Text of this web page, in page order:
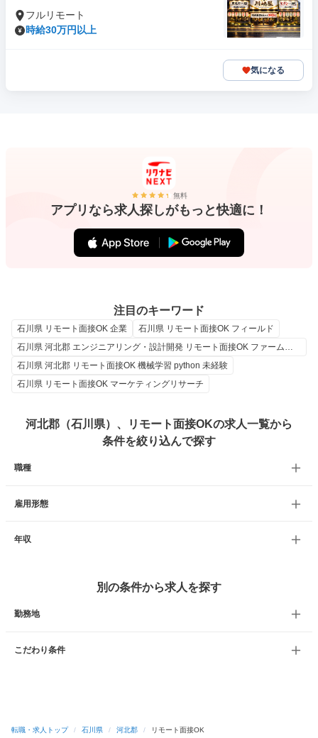
フルリモート
時給30万円以上
気になる
無料
アプリなら求人探しがもっと快適に！
注目のキーワード
石川県 リモート面接OK 企業
石川県 リモート面接OK フィールド
石川県 河北郡 エンジニアリング・設計開発 リモート面接OK ファームウェア
石川県 河北郡 リモート面接OK 機械学習 python 未経験
石川県 リモート面接OK マーケティングリサーチ
河北郡（石川県）、リモート面接OKの求人一覧から
条件を絞り込んで探す
職種
雇用形態
年収
別の条件から求人を探す
勤務地
こだわり条件
転職・求人トップ / 石川県 / 河北郡 / リモート面接OK